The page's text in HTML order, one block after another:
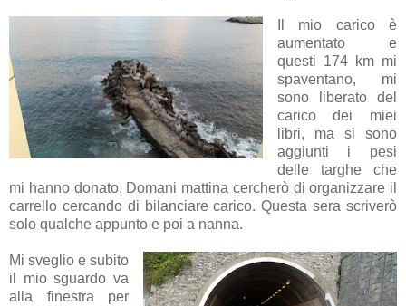
Il mio carico è
aumentato e
questi 174 km mi
spaventano, mi
sono liberato del
carico dei miei
libri, ma si sono
aggiunti i pesi
delle targhe che
mi hanno donato. Domani mattina cercherò di organizzare il
carrello cercando di bilanciare carico. Questa sera scriverò
solo qualche appunto e poi a nanna.
Mi sveglio e subito
il mio sguardo va
alla finestra per